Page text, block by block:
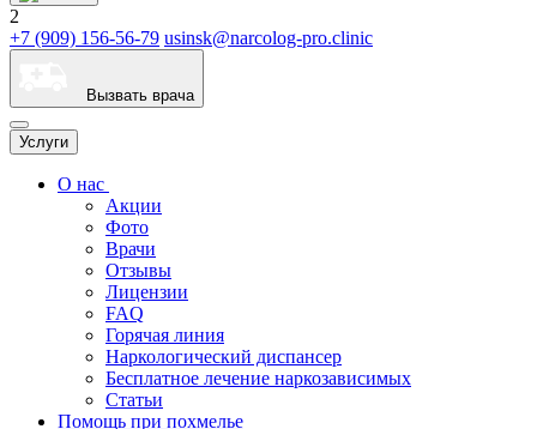
2
+7 (909) 156-56-79 usinsk@narcolog-pro.clinic
Вызвать врача
Услуги
О нас
Акции
Фото
Врачи
Отзывы
Лицензии
FAQ
Горячая линия
Наркологический диспансер
Бесплатное лечение наркозависимых
Статьи
Помощь при похмелье